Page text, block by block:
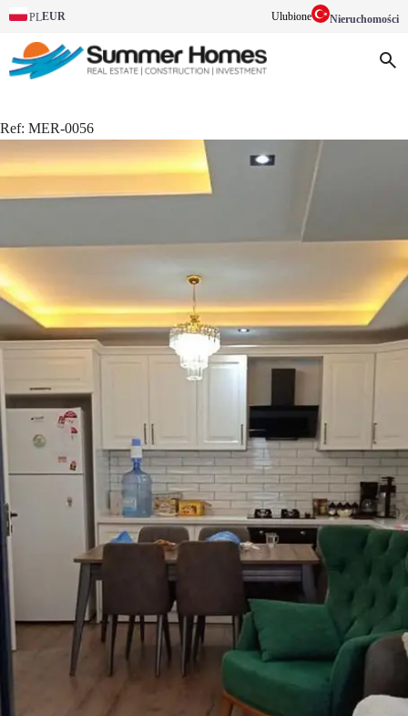
PLEUR Ulubione Nieruchomości
Ref: MER-0056